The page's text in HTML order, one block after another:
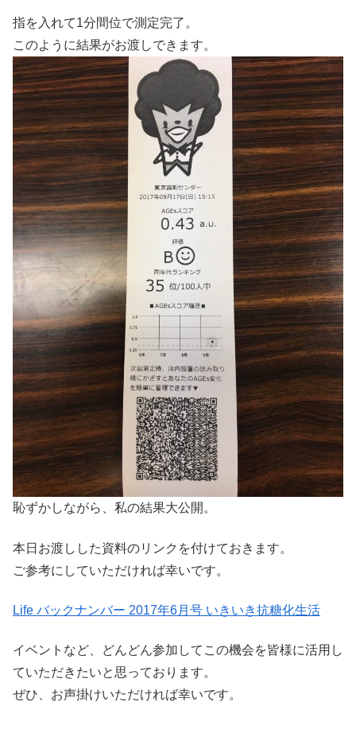
指を入れて1分間位で測定完了。
このように結果がお渡しできます。
恥ずかしながら、私の結果大公開。
本日お渡しした資料のリンクを付けておきます。
ご参考にしていただければ幸いです。
Life バックナンバー 2017年6月号 いきいき抗糖化生活
イベントなど、どんどん参加してこの機会を皆様に活用し
ていただきたいと思っております。
ぜひ、お声掛けいただければ幸いです。